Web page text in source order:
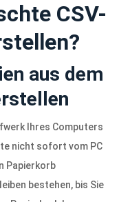
CSV-
aus dem
Ihres Computers
nicht sofort vom PC
Papierkorb
bestehen, bis Sie